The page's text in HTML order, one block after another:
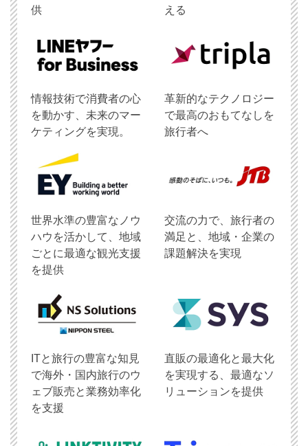
供 える
情報技術で消費者の心
を動かす、未来のマー
ケティングを実現。
革新的なテクノロジー
で最高のおもてなしを
旅行者へ
世界水準の豊富なノウ
ハウを活かして、地域
ごとに最適な観光支援
を提供
交流の力で、旅行者の
満足と、地域・企業の
課題解決を実現
ITと旅行の豊富な知見
で海外・国内旅行のウ
ェブ販売と業務効率化
を支援
直販の最適化と最大化
を実現する、最適なソ
リューションを提供